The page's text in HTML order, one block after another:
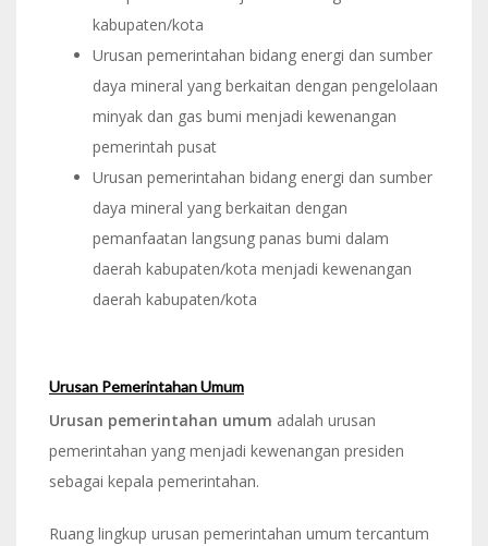
kabupaten/kota
Urusan pemerintahan bidang energi dan sumber
daya mineral yang berkaitan dengan pengelolaan
minyak dan gas bumi menjadi kewenangan
pemerintah pusat
Urusan pemerintahan bidang energi dan sumber
daya mineral yang berkaitan dengan
pemanfaatan langsung panas bumi dalam
daerah kabupaten/kota menjadi kewenangan
daerah kabupaten/kota
Urusan Pemerintahan Umum
Urusan pemerintahan umum adalah urusan
pemerintahan yang menjadi kewenangan presiden
sebagai kepala pemerintahan.
Ruang lingkup urusan pemerintahan umum tercantum